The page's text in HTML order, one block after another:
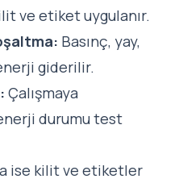
ve etiket uygulanır.
Basınç, yay,
giderilir.
Çalışmaya
durumu test
ise kilit ve etiketler